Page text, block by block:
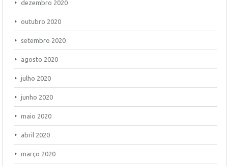
dezembro 2020
outubro 2020
setembro 2020
agosto 2020
julho 2020
junho 2020
maio 2020
abril 2020
março 2020